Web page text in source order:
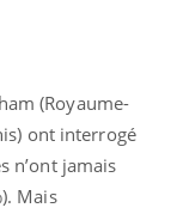
(Royaume-
ont interrogé
n’ont jamais
Mais